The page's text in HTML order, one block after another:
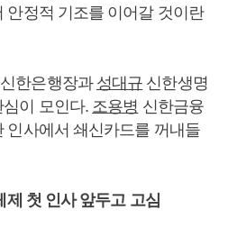
안정적 기조를 이어갈 것이란
신한은행장과 성대규 신한생명
이 모인다. 조용병 신한금융
인사에서 쇄신카드를 꺼내들
첫 인사 앞두고 고심